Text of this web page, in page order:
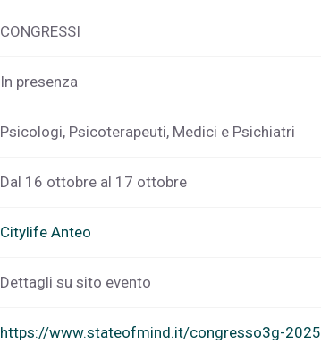
CONGRESSI
In presenza
Psicologi, Psicoterapeuti, Medici e Psichiatri
Dal 16 ottobre al 17 ottobre
Citylife Anteo
Dettagli su sito evento
https://www.stateofmind.it/congresso3g-2025